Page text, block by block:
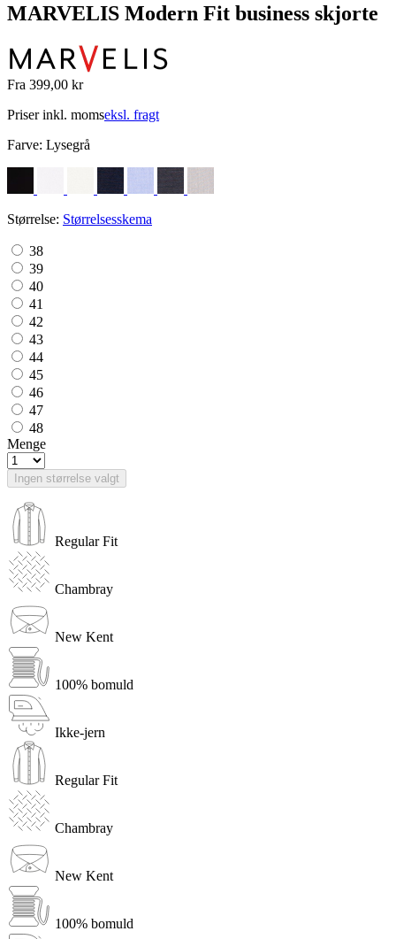
MARVELIS Modern Fit business skjorte
Fra 399,00 kr
Priser inkl. momseksl. fragt
Farve: Lysegrå
Størrelse: Størrelsesskema
38
39
40
41
42
43
44
45
46
47
48
Menge
Ingen størrelse valgt
Regular Fit
Chambray
New Kent
100% bomuld
Ikke-jern
Regular Fit
Chambray
New Kent
100% bomuld